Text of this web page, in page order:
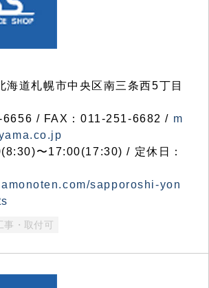
道札幌市中央区南三条西5丁目
/ FAX：011-251-6682 / m
〜17:00(17:30) / 定休日：
sapporoshi-yon
事・取付可